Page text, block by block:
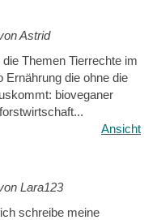
Astrid
Themen Tierrechte im
Ernährung die ohne die
bioveganer
Ansicht
Lara123
schreibe meine